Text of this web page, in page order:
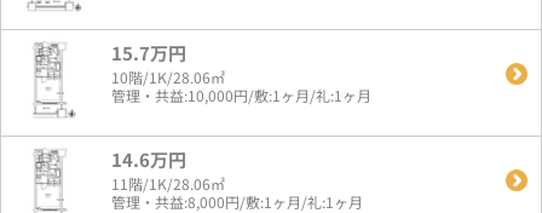
15.7万円
10階/1K/28.06㎡
管理・共益:10,000円/敷:1ヶ月/礼:1ヶ月
14.6万円
11階/1K/28.06㎡
管理・共益:8,000円/敷:1ヶ月/礼:1ヶ月